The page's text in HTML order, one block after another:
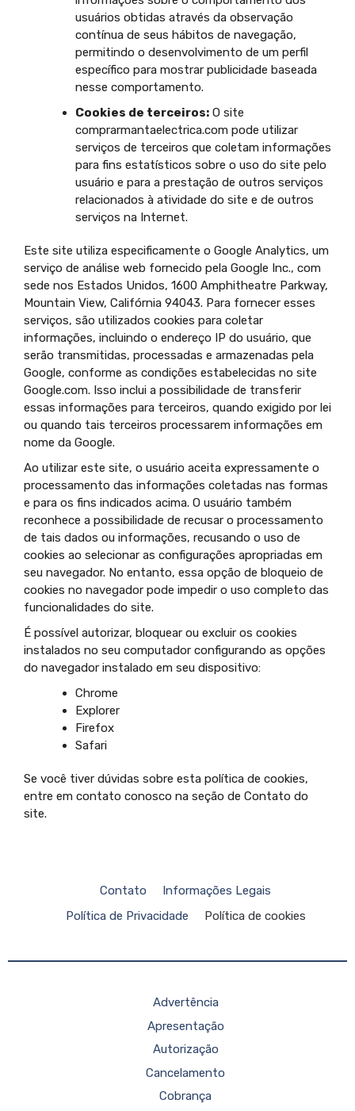
usuários obtidas através da observação
contínua de seus hábitos de navegação,
permitindo o desenvolvimento de um perfil
específico para mostrar publicidade baseada
nesse comportamento.
Cookies de terceiros: O site
comprarmantaelectrica.com pode utilizar
serviços de terceiros que coletam informações
para fins estatísticos sobre o uso do site pelo
usuário e para a prestação de outros serviços
relacionados à atividade do site e de outros
serviços na Internet.
Este site utiliza especificamente o Google Analytics, um
serviço de análise web fornecido pela Google Inc., com
sede nos Estados Unidos, 1600 Amphitheatre Parkway,
Mountain View, Califórnia 94043. Para fornecer esses
serviços, são utilizados cookies para coletar
informações, incluindo o endereço IP do usuário, que
serão transmitidas, processadas e armazenadas pela
Google, conforme as condições estabelecidas no site
Google.com. Isso inclui a possibilidade de transferir
essas informações para terceiros, quando exigido por lei
ou quando tais terceiros processarem informações em
nome da Google.
Ao utilizar este site, o usuário aceita expressamente o
processamento das informações coletadas nas formas
e para os fins indicados acima. O usuário também
reconhece a possibilidade de recusar o processamento
de tais dados ou informações, recusando o uso de
cookies ao selecionar as configurações apropriadas em
seu navegador. No entanto, essa opção de bloqueio de
cookies no navegador pode impedir o uso completo das
funcionalidades do site.
É possível autorizar, bloquear ou excluir os cookies
instalados no seu computador configurando as opções
do navegador instalado em seu dispositivo:
Chrome
Explorer
Firefox
Safari
Se você tiver dúvidas sobre esta política de cookies,
entre em contato conosco na seção de Contato do
site.
Contato
Informações Legais
Política de Privacidade
Política de cookies
Advertência
Apresentação
Autorização
Cancelamento
Cobrança